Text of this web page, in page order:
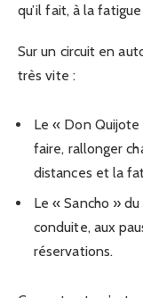
qu’il fait, à la
Sur un circuit en
très vite :
Le « Don
faire, rallonger
distances et la
Le « Sancho »
conduite, aux
réservations.